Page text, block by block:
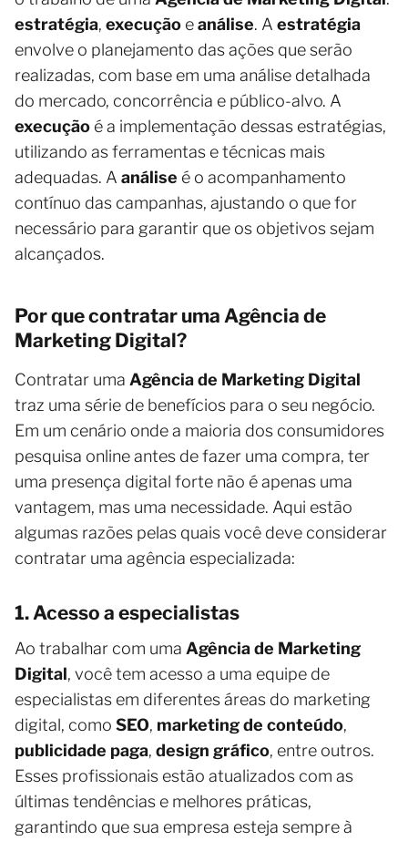
estratégia, execução eanálise. A estratégia
envolve o planejamento das ações que serão
realizadas, com base em uma análise detalhada
do mercado, concorrência e público-alvo. A
execução é a implementação dessas estratégias,
utilizando as ferramentas e técnicas mais
adequadas. A análise é o acompanhamento
contínuo das campanhas, ajustando o que for
necessário para garantir que os objetivos sejam
alcançados.
Por que contratar uma Agência de
Marketing Digital?
Contratar uma Agência de Marketing Digital
traz uma série de benefícios para o seu negócio.
Em um cenário onde a maioria dos consumidores
pesquisa online antes de fazer uma compra, ter
uma presença digital forte não é apenas uma
vantagem, mas uma necessidade. Aqui estão
algumas razões pelas quais você deve considerar
contratar uma agência especializada:
1. Acesso a especialistas
Ao trabalhar com uma Agência de Marketing
Digital, você tem acesso a uma equipe de
especialistas em diferentes áreas do marketing
digital, como SEO, marketing de conteúdo,
publicidade paga, design gráfico, entre outros.
Esses profissionais estão atualizados com as
últimas tendências e melhores práticas,
garantindo que sua empresa esteja sempre à